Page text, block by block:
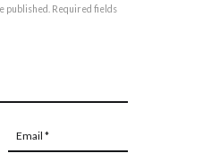
published. Required fields